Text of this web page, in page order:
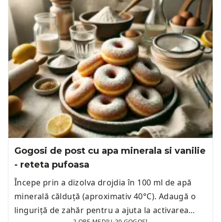
Gogosi de post cu apa minerala si vanilie
- reteta pufoasa
Începe prin a dizolva drojdia în 100 ml de apă
minerală călduță (aproximativ 40°C). Adaugă o
linguriță de zahăr pentru a ajuta la activarea